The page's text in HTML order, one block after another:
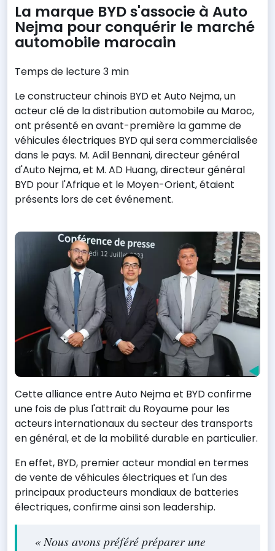
La marque BYD s'associe à Auto
Nejma pour conquérir le marché
automobile marocain
Temps de lecture 3 min
Le constructeur chinois BYD et Auto Nejma, un
acteur clé de la distribution automobile au Maroc,
ont présenté en avant-première la gamme de
véhicules électriques BYD qui sera commercialisée
dans le pays. M. Adil Bennani, directeur général
d'Auto Nejma, et M. AD Huang, directeur général
BYD pour l'Afrique et le Moyen-Orient, étaient
présents lors de cet événement.
Cette alliance entre Auto Nejma et BYD confirme
une fois de plus l'attrait du Royaume pour les
acteurs internationaux du secteur des transports
en général, et de la mobilité durable en particulier.
En effet, BYD, premier acteur mondial en termes
de vente de véhicules électriques et l'un des
principaux producteurs mondiaux de batteries
électriques, confirme ainsi son leadership.
« Nous avons préféré préparer une